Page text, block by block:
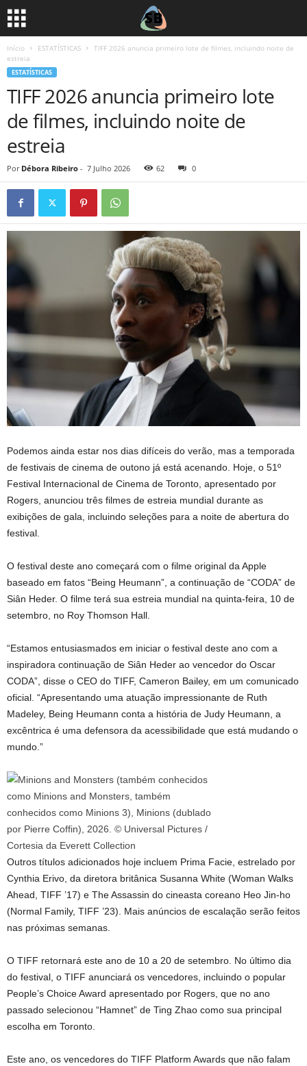
Início ESTATÍSTICAS
TIFF 2026 anuncia primeiro lote de filmes, incluindo noite de
estreia
ESTATÍSTICAS
TIFF 2026 anuncia primeiro lote
de filmes, incluindo noite de
estreia
Por Débora Ribeiro - 7 Julho 2026 62 0
Podemos ainda estar nos dias difíceis do verão, mas a temporada
de festivais de cinema de outono já está acenando. Hoje, o 51º
Festival Internacional de Cinema de Toronto, apresentado por
Rogers, anunciou três filmes de estreia mundial durante as
exibições de gala, incluindo seleções para a noite de abertura do
festival.
O festival deste ano começará com o filme original da Apple
baseado em fatos “Being Heumann”, a continuação de “CODA” de
Siân Heder. O filme terá sua estreia mundial na quinta-feira, 10 de
setembro, no Roy Thomson Hall.
“Estamos entusiasmados em iniciar o festival deste ano com a
inspiradora continuação de Siân Heder ao vencedor do Oscar
CODA”, disse o CEO do TIFF, Cameron Bailey, em um comunicado
oficial. “Apresentando uma atuação impressionante de Ruth
Madeley, Being Heumann conta a história de Judy Heumann, a
excêntrica é uma defensora da acessibilidade que está mudando o
mundo.”
Outros títulos adicionados hoje incluem Prima Facie, estrelado por
Cynthia Erivo, da diretora britânica Susanna White (Woman Walks
Ahead, TIFF ’17) e The Assassin do cineasta coreano Heo Jin-ho
(Normal Family, TIFF ’23). Mais anúncios de escalação serão feitos
nas próximas semanas.
O TIFF retornará este ano de 10 a 20 de setembro. No último dia
do festival, o TIFF anunciará os vencedores, incluindo o popular
People’s Choice Award apresentado por Rogers, que no ano
passado selecionou “Hamnet” de Ting Zhao como sua principal
escolha em Toronto.
Este ano, os vencedores do TIFF Platform Awards que não falam